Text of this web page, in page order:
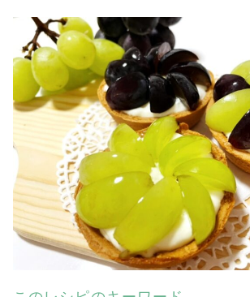
営業日カレンダー
会社案内
多摩青果便り
採用情報
アクセス
お問い合わせ